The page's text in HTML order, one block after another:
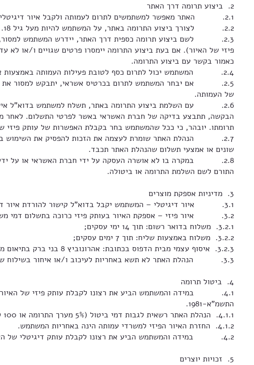
2. ביצוע תרומה דרך האתר
2.1. האתר מאפשר למשתמשים לתרום לעמותה ולקבל איור דיגיטלי/איור בעותק פיזי כאות הוקרה על התרומה.
2.2. לצורך ביצוע התרומה באתר, על המשתמש להיות מעל גיל 18.
2.3. לשם ביצוע תרומה כספית דרך האתר, יידרש המשתמש למסור,
פיזי של האיור). אם בעת ביצוע התרומה יימסרו פרטים שגויים ו/או
כאמור בקשר עם ביצוע התרומה.
2.4. המשתמש יכול לתרום כסף לטובת פעילות העמותה באמצעות אתר זה, על-ידי שימוש בכרטיס אשראי או באמצעות שירותי צד שלישי כגון Bit או שירותי תשלום דומים.
2.5. אם יבחר המשתמש לתרום בכרטיס אשראי, יתבקש למסור את
של העמותה.
2.6. עם השלמת ביצוע התרומה באתר, תשלח למשתמש בדוא"ל
הבקשה, תתבצע בדיקה של חברת האשראי באשר לפרטי התשלום. לאחר
תרומתו. יובהר, כי ככל שהמשתמש בחר בקבלת האפשרות של עותק פיזי
2.7. הנהלת האתר שומרת לעצמה את הזכות להפסיק את השימוש
שונים או אמצעי תשלום שהנהלת האתר תכבד.
2.8. במקרה בו לא אושרה העסקה על ידי חברת האשראי או על ידי
התורם לשם השלמת התרומה או ביטולה.
3. מדיניות אספקת מוצרים
3.1. איור דיגיטלי – המשתמש יקבל בדוא"ל קישור להורדת איור דיגיטלי מיד לאחר מתן אישור מחברת האשראי כי התרומה נקלטה ואושרה.
3.2. איור פיזי – אספקת האיור בעותק פיזי כרוכה בתשלום דמי משלוח בהתאם לאיזור וסוג המשלוח:
3.2.1. משלוח בדואר רשום: תוך 14 ימי עסקים;
3.2.2. משלוח באמצעות שליח: תוך 7 ימים עסקים;
3.2.3. איסוף עצמי מבית הדפוס בכתובת: אהרונוביץ 8 בני ברק בתיאום מראש מול איש הקשר העמותה במספר 052-2233070
3.3. הנהלת האתר לא תשא באחריות לעיכוב ו/או איחור בשילוח שמבוצע ע"י צד ג' אשר מושפע מכוח עליון ו/או שביתות ו/או השבתות ו/או אי מענה מצד המשתמש לתיאום המשלוח.
4. ביטול תרומה
התשמ"א-1981.
4.1.1. הנהלת האתר רשאית לגבות דמי ביטול (5% מערך התרומה או 100 ₪, לפני הנמוך מבינהם.
4.1.2. החזרת האיור הפיזי למשרדי עמותה הינה באחריות המשתמש.
4.2. במידה והמשתמש הביע את רצונו לקבלת עותק דיגיטלי של האיור, ביטול התרומה יהא כפוף להוראות חוק הגנת הצרכן, התשמ"א-1981, בקשר לטובין הניתנים לשעתוק או לשכפול.
5. זכויות יוצרים